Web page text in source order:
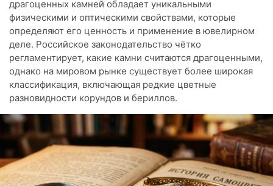
драгоценных камней обладает уникальными
физическими и оптическими свойствами, которые
определяют его ценность и применение в ювелирном
деле. Российское законодательство чётко
регламентирует, какие камни считаются драгоценными,
однако на мировом рынке существует более широкая
классификация, включающая редкие цветные
разновидности корундов и бериллов.